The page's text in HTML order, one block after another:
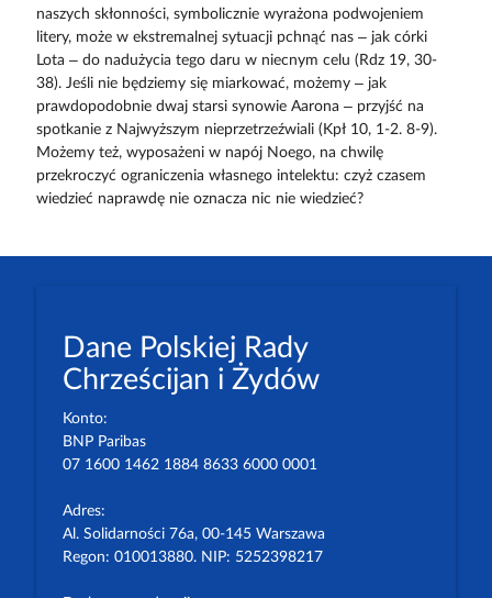
naszych skłonności, symbolicznie wyrażona podwojeniem
litery, może w ekstremalnej sytuacji pchnąć nas – jak córki
Lota – do nadużycia tego daru w niecnym celu (Rdz 19, 30-
38). Jeśli nie będziemy się miarkować, możemy – jak
prawdopodobnie dwaj starsi synowie Aarona – przyjść na
spotkanie z Najwyższym nieprzetrzeźwiali (Kpł 10, 1-2. 8-9).
Możemy też, wyposażeni w napój Noego, na chwilę
przekroczyć ograniczenia własnego intelektu: czyż czasem
wiedzieć naprawdę nie oznacza nic nie wiedzieć?
Dane Polskiej Rady
Chrześcijan i Żydów
Konto:
BNP Paribas
07 1600 1462 1884 8633 6000 0001
Adres:
Al. Solidarności 76a, 00-145 Warszawa
Regon: 010013880. NIP: 5252398217